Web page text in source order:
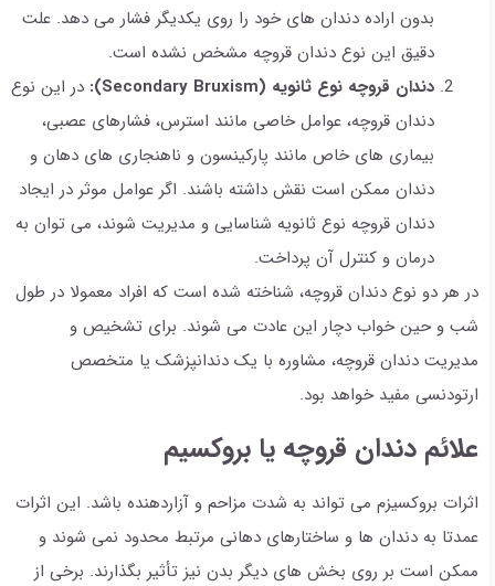
بدون اراده دندان های خود را روی یکدیگر فشار می دهد. علت
دقیق این نوع دندان قروچه مشخص نشده است.
دندان قروچه نوع ثانویه (Secondary Bruxism):
در این نوع
دندان قروچه، عوامل خاصی مانند استرس، فشارهای عصبی،
بیماری های خاص مانند پارکینسون و ناهنجاری های دهان و
دندان ممکن است نقش داشته باشند. اگر عوامل موثر در ایجاد
دندان قروچه نوع ثانویه شناسایی و مدیریت شوند، می توان به
درمان و کنترل آن پرداخت.
در هر دو نوع دندان قروچه، شناخته شده است که افراد معمولا در طول
شب و حین خواب دچار این عادت می شوند. برای تشخیص و
مدیریت دندان قروچه، مشاوره با یک دندانپزشک یا متخصص
ارتودنسی مفید خواهد بود.
علائم دندان قروچه یا بروکسیم
اثرات بروکسیزم می تواند به شدت مزاحم و آزاردهنده باشد. این اثرات
عمدتا به دندان ها و ساختارهای دهانی مرتبط محدود نمی شوند و
ممکن است بر روی بخش های دیگر بدن نیز تأثیر بگذارند. برخی از